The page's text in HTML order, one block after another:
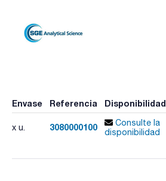
Envase Referencia Disponibilidad
x u. 3080000100
Consulte la
disponibilidad